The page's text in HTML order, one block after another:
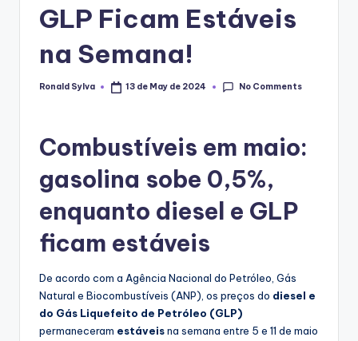
GLP Ficam Estáveis
na Semana!
Posted
Ronald Sylva 13 de May de 2024 No Comments
Combustíveis em maio:
gasolina sobe 0,5%,
enquanto diesel e GLP
ficam estáveis
De acordo com a Agência Nacional do Petróleo, Gás
Natural e Biocombustíveis (ANP), os preços do diesel e
do Gás Liquefeito de Petróleo (GLP)
permaneceram estáveisna semana entre 5 e 11 de maio